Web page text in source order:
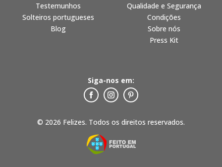
© 2026 Felizes. Todos os direitos reservados.
Testemunhos
Solteiros portugueses
Blog
Qualidade e Segurança
Condições
Sobre nós
Press Kit
Siga-nos em: